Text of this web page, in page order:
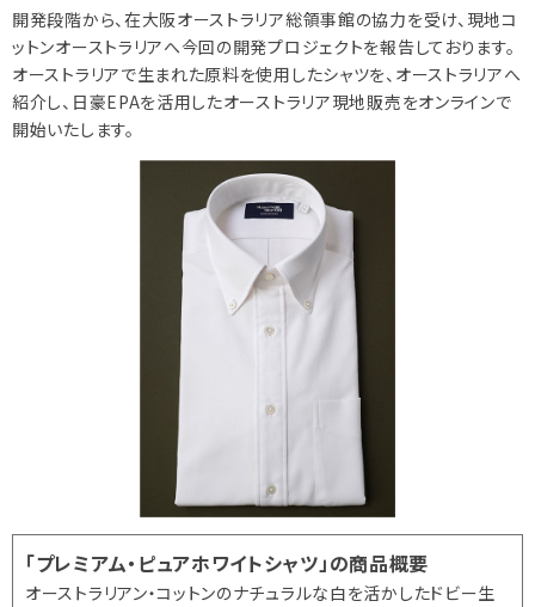
開発段階から、在大阪オーストラリア総領事館の協力を受け、現地コ
ットンオーストラリアへ今回の開発プロジェクトを報告しております。
オーストラリアで生まれた原料を使用したシャツを、オーストラリアへ
紹介し、日豪EPAを活用したオーストラリア現地販売をオンラインで
開始いたします。
「プレミアム・ピュアホワイトシャツ」の商品概要
オーストラリアン・コットンのナチュラルな白を活かしたドビー生